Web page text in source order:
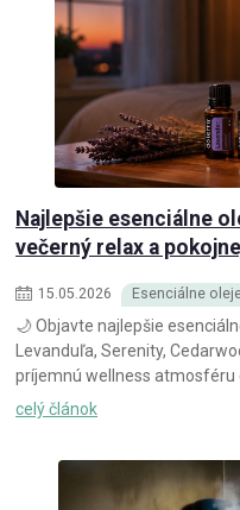
Najlepšie esenciálne
večerný relax a
15.05.2026 Esenciálne
🌙 Objavte najlepšie
Levanduľa, Serenity,
príjemnú wellness atmosféru
celý článok